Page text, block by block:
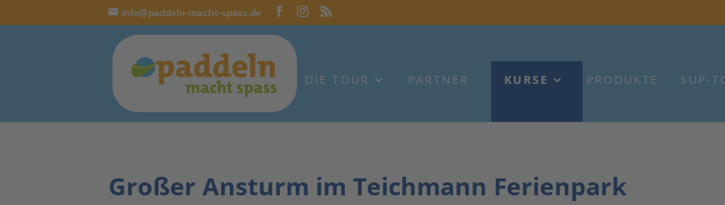
info@paddeln-macht-spass.de
DIE TOUR PARTNER KURSE PRODUKTE SUP-
Großer Ansturm im Teichmann Ferienpark